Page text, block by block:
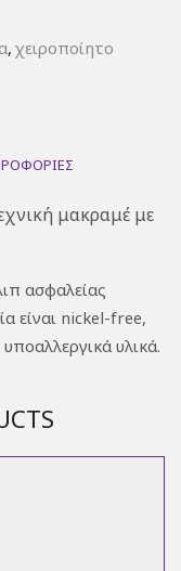
, χειροποίητο
μακραμέ με
ασφαλείας
είναι nickel-free,
υλικά.